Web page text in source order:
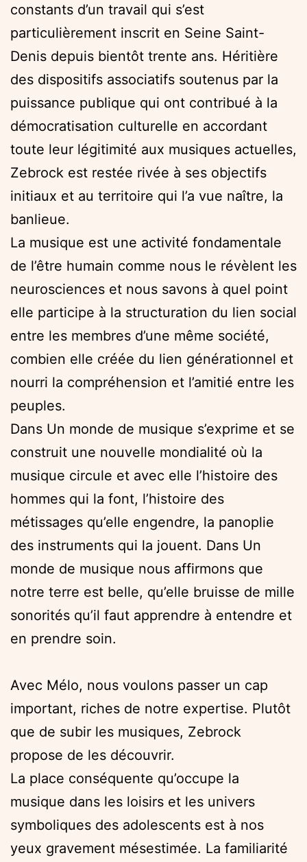
constants d’un travail qui s’est
particulièrement inscrit en Seine Saint-
Denis depuis bientôt trente ans. Héritière
des dispositifs associatifs soutenus par la
puissance publique qui ont contribué à la
démocratisation culturelle en accordant
toute leur légitimité aux musiques actuelles,
Zebrock est restée rivée à ses objectifs
initiaux et au territoire qui l’a vue naître, la
banlieue.
La musique est une activité fondamentale
de l’être humain comme nous le révèlent les
neurosciences et nous savons à quel point
elle participe à la structuration du lien social
entre les membres d’une même société,
combien elle créée du lien générationnel et
nourri la compréhension et l’amitié entre les
peuples.
Dans Un monde de musique s’exprime et se
construit une nouvelle mondialité où la
musique circule et avec elle l’histoire des
hommes qui la font, l’histoire des
métissages qu’elle engendre, la panoplie
des instruments qui la jouent. Dans Un
monde de musique nous affirmons que
notre terre est belle, qu’elle bruisse de mille
sonorités qu’il faut apprendre à entendre et
en prendre soin.
Avec Mélo, nous voulons passer un cap
important, riches de notre expertise. Plutôt
que de subir les musiques, Zebrock
propose de les découvrir.
La place conséquente qu’occupe la
musique dans les loisirs et les univers
symboliques des adolescents est à nos
yeux gravement mésestimée. La familiarité